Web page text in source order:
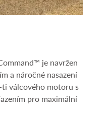
je navržen
a náročné nasazení
válcového motoru s
pro maximální